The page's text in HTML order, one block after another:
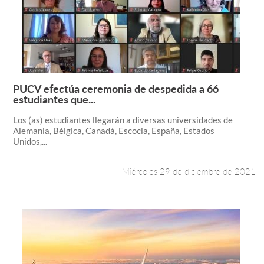
Leer más +
PUCV efectúa ceremonia de despedida a 66
estudiantes que...
Los (as) estudiantes llegarán a diversas universidades de
Alemania, Bélgica, Canadá, Escocia, España, Estados
Unidos,...
Miércoles 29 de diciembre de 2021